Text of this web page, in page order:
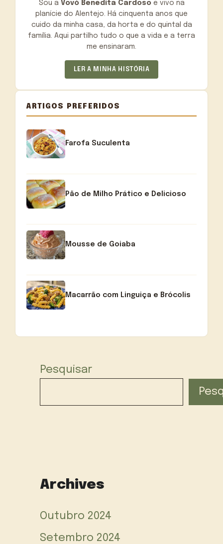
Sou a Vovó Benedita Cardosoe vivo na
planície do Alentejo. Há cinquenta anos que
cuido da minha casa, da horta e do quintal da
família. Aqui partilho tudo o que a vida e a terra
me ensinaram.
LER A MINHA HISTÓRIA
ARTIGOS PREFERIDOS
Farofa Suculenta
Pão de Milho Prático e Delicioso
Mousse de Goiaba
Macarrão com Linguiça e Brócolis
Pesquisar
Archives
Outubro 2024
Setembro 2024